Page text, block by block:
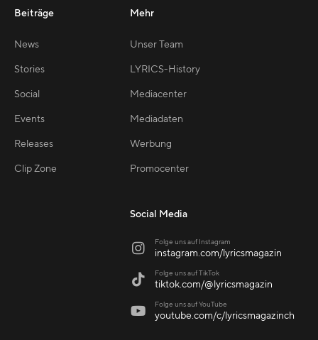
Beiträge
News
Stories
Social
Events
Releases
Clip Zone
Mehr
Unser Team
LYRICS-History
Mediacenter
Mediadaten
Werbung
Promocenter
Social Media
 Folge uns auf Instagram
instagram.com/lyricsmagazin
 Folge uns auf TikTok
tiktok.com/@lyricsmagazin
 Folge uns auf YouTube
youtube.com/c/lyricsmagazinch